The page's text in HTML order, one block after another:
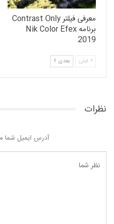
معرفی فیلتر Contrast Only
برنامه Nik Color Efex
2019
قبلی بعدی
نظرات
آدرس ایمیل شما